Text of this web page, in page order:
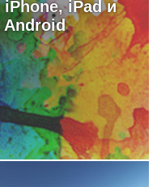
iPad и
Android